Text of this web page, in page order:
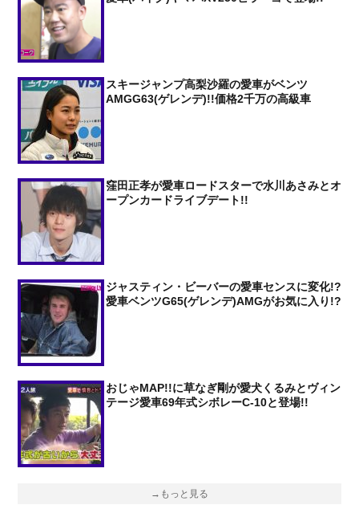
スキージャンプ高梨沙羅の愛車がベンツ
AMGG63(ゲレンデ)!!価格2千万の高級車
窪田正孝が愛車ロードスターで水川あさみとオ
ープンカードライブデート!!
ジャスティン・ビーバーの愛車センスに変化!?
愛車ベンツG65(ゲレンデ)AMGがお気に入り!?
おじゃMAP!!に草なぎ剛が愛犬くるみとヴィン
テージ愛車69年式シボレーC-10と登場!!
→もっと見る